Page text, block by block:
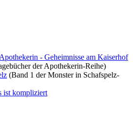
- Geheimnisse am Kaiserhof
der Apothekerin-Reihe)
(Band 1 der Monster in Schafspelz-
ist kompliziert